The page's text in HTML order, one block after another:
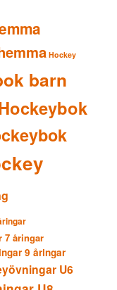
Hockey
barn
7 åringar
9 åringar
U6